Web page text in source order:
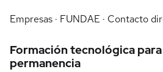
Empresas · FUNDAE · Contacto
Formación tecnológica
permanencia